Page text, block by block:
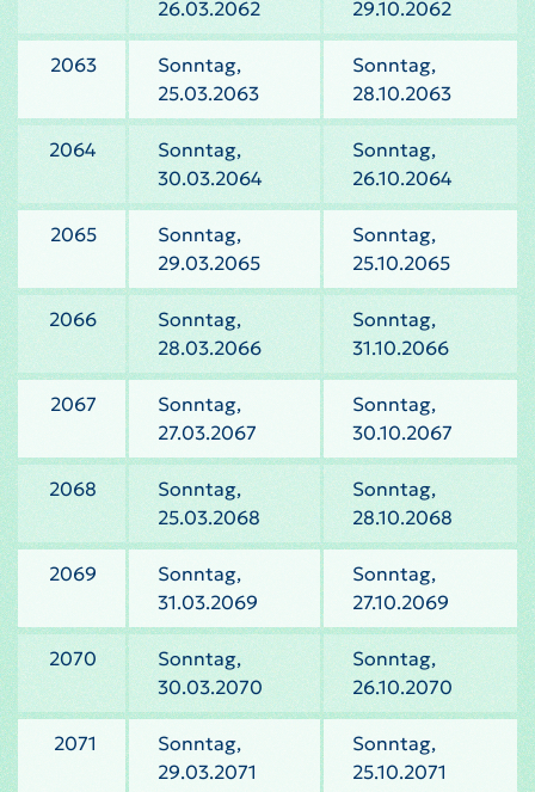
26.03.2062 29.10.2062
2063
Sonntag,
25.03.2063
Sonntag,
28.10.2063
2064
Sonntag,
30.03.2064
Sonntag,
26.10.2064
2065
Sonntag,
29.03.2065
Sonntag,
25.10.2065
2066
Sonntag,
28.03.2066
Sonntag,
31.10.2066
2067
Sonntag,
27.03.2067
Sonntag,
30.10.2067
2068
Sonntag,
25.03.2068
Sonntag,
28.10.2068
2069
Sonntag,
31.03.2069
Sonntag,
27.10.2069
2070
Sonntag,
30.03.2070
Sonntag,
26.10.2070
2071
Sonntag,
29.03.2071
Sonntag,
25.10.2071